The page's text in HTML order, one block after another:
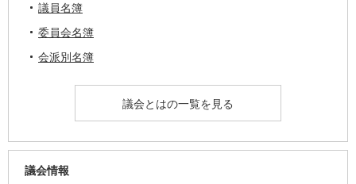
議員名簿
委員会名簿
会派別名簿
議会とはの一覧を見る
議会情報